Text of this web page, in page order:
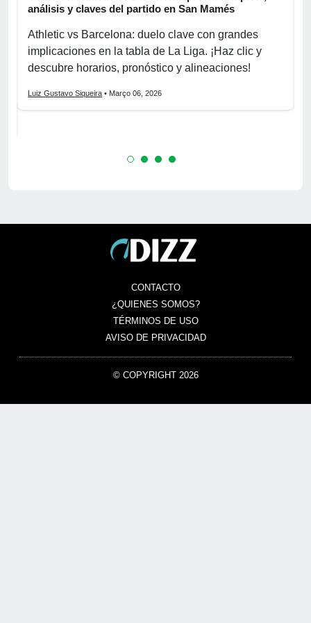
análisis y claves del partido en San Mamés
Athletic vs Barcelona: duelo clave con grandes
implicaciones en la tabla de La Liga. ¡Haz clic y
descubre horarios, pronóstico y alineaciones!
Luiz Gustavo Siqueira • Março 06, 2026
CONTACTO
¿QUIENES SOMOS?
TÉRMINOS DE USO
AVISO DE PRIVACIDAD
© COPYRIGHT 2026